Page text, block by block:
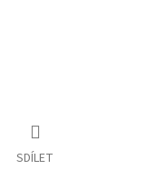
SDÍLET